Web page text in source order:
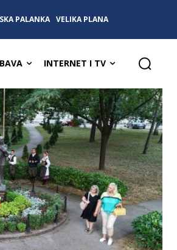
PALANKA VELIKA PLANA
INTERNET I TV